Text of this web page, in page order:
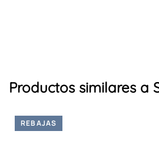
Productos similares a
REBAJAS